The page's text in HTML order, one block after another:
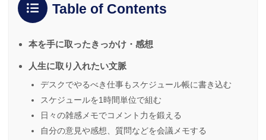
Table of Contents
本を手に取ったきっかけ・感想
人生に取り入れたい文脈
デスクでやるべき仕事もスケジュール帳に書き込む
スケジュールを1時間単位で組む
日々の雑感メモでコメント力を鍛える
自分の意見や感想、質問などを会議メモする